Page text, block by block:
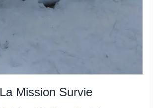
Mission Survie